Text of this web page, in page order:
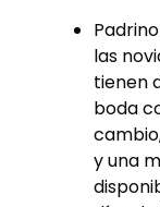
las
tienen
boda
y una